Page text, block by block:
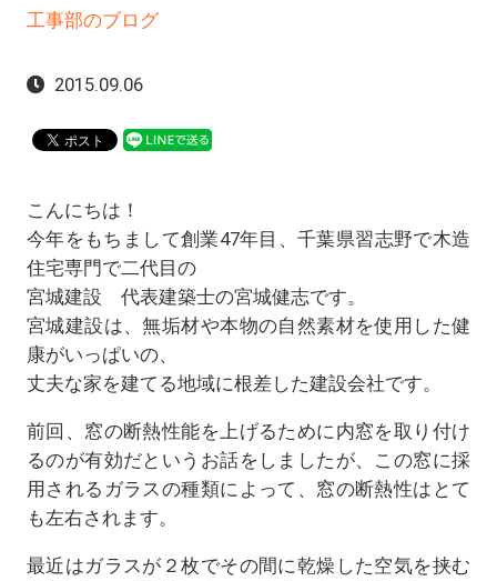
工事部のブログ
2015.09.06
こんにちは！
今年をもちまして創業47年目、千葉県習志野で木造
住宅専門で二代目の
宮城建設 代表建築士の宮城健志です。
宮城建設は、無垢材や本物の自然素材を使用した健
康がいっぱいの、
丈夫な家を建てる地域に根差した建設会社です。
前回、窓の断熱性能を上げるために内窓を取り付け
るのが有効だというお話をしましたが、この窓に採
用されるガラスの種類によって、窓の断熱性はとて
も左右されます。
最近はガラスが２枚でその間に乾燥した空気を挟む